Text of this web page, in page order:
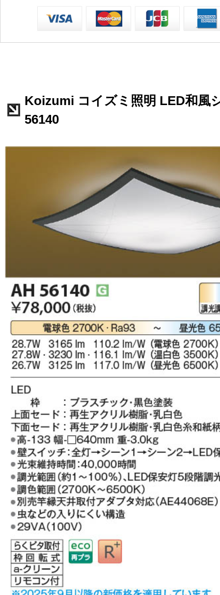
Koizumi コイズミ照明 LED和風
56140